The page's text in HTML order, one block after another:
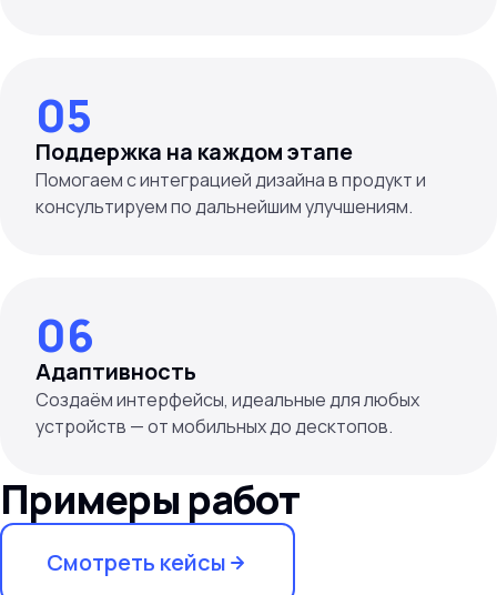
05
Поддержка на каждом этапе
Помогаем с интеграцией дизайна в продукт и
06
Адаптивность
Создаём интерфейсы, идеальные для любых
устройств — от мобильных до десктопов.
Примеры работ
Смотреть кейсы